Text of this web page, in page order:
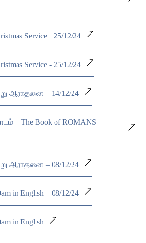
Service - 25/12/24
Service - 25/12/24
ஆராதனை – 14/12/24
– The Book of ROMANS –
ஆராதனை – 08/12/24
in English – 08/12/24
in English